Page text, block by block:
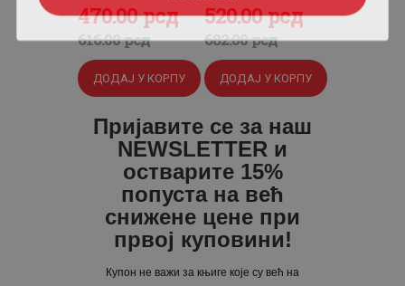
616.00рсд
Оригинална
цена
је
била:
616.
470.00рсд
Тренутна
цена
је:
470.
ДОДАЈ У КОРПУ
682.00рсд
Оригинална
цена
је
била:
682 .
0
0
рсд.
520.00рсд
Тренутна
цена
је:
520.
0
0
рсд.
ДОДАЈ У КОРПУ
Пријавите се за наш
NEWSLETTER и
остварите 15%
попуста на већ
снижене цене при
првој куповини!
Купон не важи за књиге које су већ на